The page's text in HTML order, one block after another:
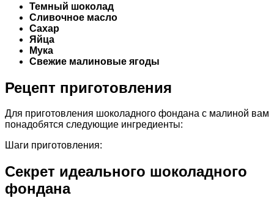
Темный шоколад
Сливочное масло
Сахар
Яйца
Мука
Свежие малиновые ягоды
Рецепт приготовления
Для приготовления шоколадного фондана с малиной вам
понадобятся следующие ингредиенты:
Шаги приготовления:
Секрет идеального шоколадного
фондана